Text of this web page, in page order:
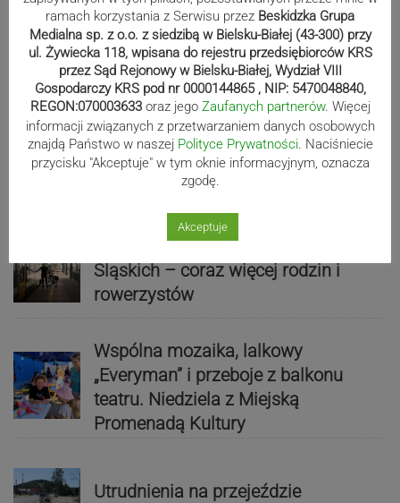
Wydarzenia
Upał w regionie. IMGW wydał
ostrzeżenie
Rekordowy lipiec w Kolejach
Śląskich – coraz więcej rodzin i
rowerzystów
Wspólna mozaika, lalkowy
„Everyman” i przeboje z balkonu
teatru. Niedziela z Miejską
Promenadą Kultury
Utrudnienia na przejeździe
ramach korzystania z Serwisu przez Beskidzka Grupa
Medialna sp. z o.o. z siedzibą w Bielsku-Białej (43-300) przy
ul. Żywiecka 118, wpisana do rejestru przedsiębiorców KRS
przez Sąd Rejonowy w Bielsku-Białej, Wydział VIII
Gospodarczy KRS pod nr 0000144865 , NIP: 5470048840,
REGON:070003633 oraz jego Zaufanych partnerów. Więcej
informacji związanych z przetwarzaniem danych osobowych
znajdą Państwo w naszej Polityce Prywatności. Naciśniecie
przycisku "Akceptuje" w tym oknie informacyjnym, oznacza
zgodę.
Akceptuje